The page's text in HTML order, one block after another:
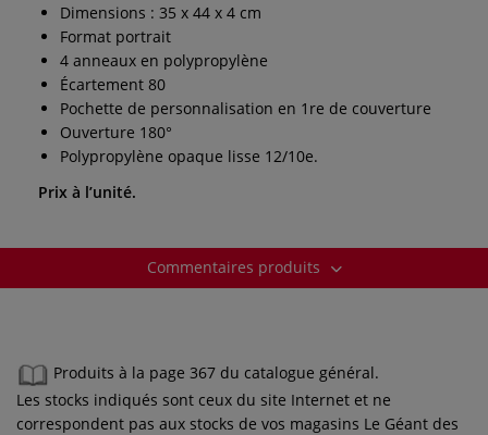
Dimensions : 35 x 44 x 4 cm
Format portrait
4 anneaux en polypropylène
Écartement 80
Pochette de personnalisation en 1re de couverture
Ouverture 180°
Polypropylène opaque lisse 12/10e.
Prix à l’unité.
Commentaires produits
Produits à la page 367 du catalogue général.
Les stocks indiqués sont ceux du site Internet et ne
correspondent pas aux stocks de vos magasins Le Géant des